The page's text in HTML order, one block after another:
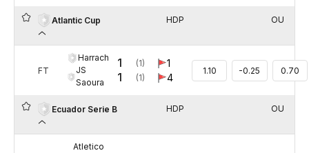
Atlantic Cup HDP OU
FT
Harrach
JS
Saoura
1
1
(1)
(1)
1
4
1.10 -0.25 0.70
Ecuador Serie B HDP OU
Atletico